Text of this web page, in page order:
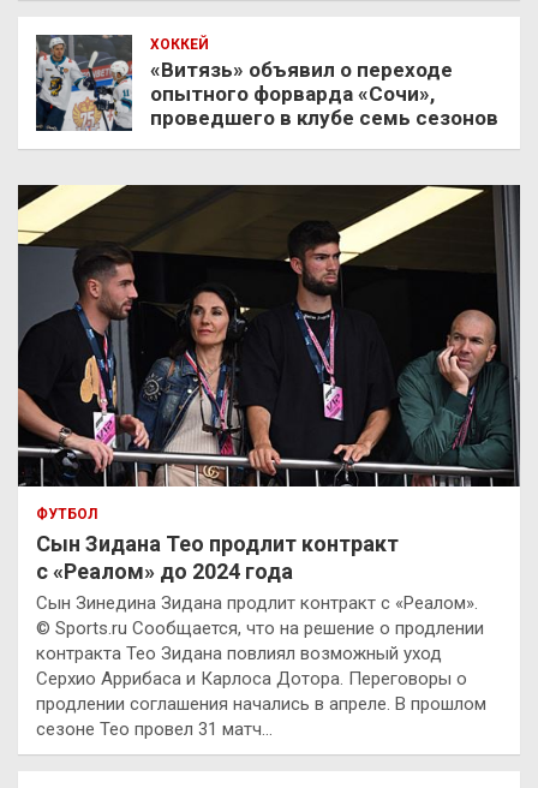
ХОККЕЙ
«Витязь» объявил о переходе
опытного форварда «Сочи»,
проведшего в клубе семь сезонов
ФУТБОЛ
Сын Зидана Тео продлит контракт
с «Реалом» до 2024 года
Сын Зинедина Зидана продлит контракт с «Реалом».
© Sports.ru Сообщается, что на решение о продлении
контракта Тео Зидана повлиял возможный уход
Серхио Аррибаса и Карлоса Дотора. Переговоры о
продлении соглашения начались в апреле. В прошлом
сезоне Тео провел 31 матч…